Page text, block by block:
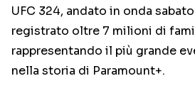
UFC 324, andato in onda
registrato oltre 7 milioni di
rappresentando il più grande
nella storia di Paramount+.